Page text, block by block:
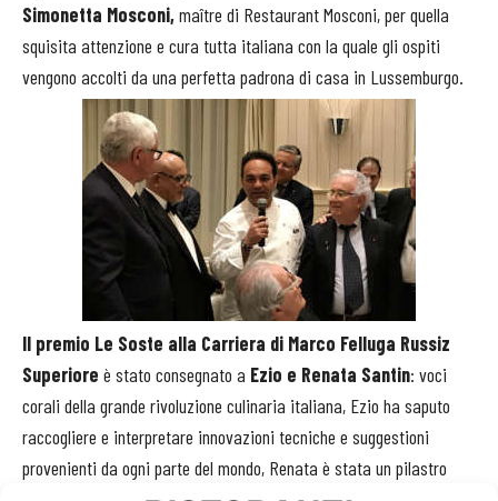
Simonetta Mosconi,maître di Restaurant Mosconi, per quella
squisita attenzione e cura tutta italiana con la quale gli ospiti
vengono accolti da una perfetta padrona di casa in Lussemburgo.
Il premio Le Soste alla Carriera di Marco Felluga Russiz
Superiore è stato consegnato a Ezio e Renata Santin: voci
corali della grande rivoluzione culinaria italiana, Ezio ha saputo
raccogliere e interpretare innovazioni tecniche e suggestioni
provenienti da ogni parte del mondo, Renata è stata un pilastro